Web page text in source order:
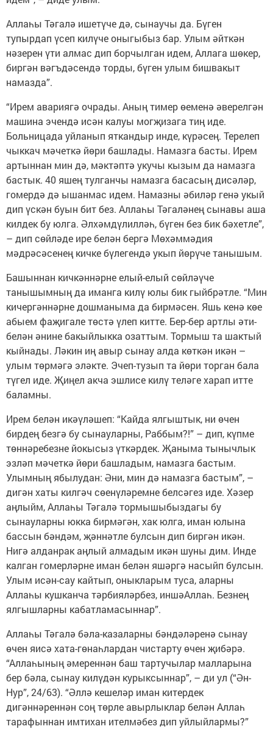
Аллаһы Тәгалә ишетүче дә, сынаучы да. Бүген
тупырдап үсеп килүче оныгыбыз бар. Улым әйткән
нәзерен үти алмас дип борчылган идем, Аллага шөкер,
биргән вәгъдәсендә торды, бүген улым бишвакыт
намазда”.
“Ирем авариягә очрады. Аның тимер өеменә әверелгән
машина эчендә исән калуы могҗизага тиң иде.
Больницада уйланып яткандыр инде, күрәсең. Терелеп
чыккач мәчеткә йөри башлады. Намазга басты. Ирем
артыннан мин дә, мәктәптә укучы кызым да намазга
бастык. 40 яшең тулганчы намазга басасың дисәләр,
гомердә дә ышанмас идем. Намазны әбиләр генә укый
дип үскән буын бит без. Аллаһы Тәгаләнең сынавы аша
килдек бу юлга. Әлхәмдүлилләһ, бүген без бик бәхетле”,
– дип сөйләде ире белән бергә Мөхәммәдия
мәдрәсәсенең кичке бүлегендә укып йөрүче танышым.
Башыннан кичкәннәрне елый-елый сөйләүче
танышымның да иманга килү юлы бик гыйбрәтле. “Мин
кичергәннәрне дошманыма да бирмәсен. Яшь кенә көе
абыем фаҗигале төстә үлеп китте. Бер-бер артлы әти-
белән әнине бакыйлыкка озаттым. Тормыш та шактый
кыйнады. Ләкин иң авыр сынау алда көткән икән –
улым төрмәгә эләкте. Эчеп-тузып та йөри торган бала
түгел иде. Җиңел акча эшлисе килү теләге харап итте
баламны.
Ирем белән икәүләшеп: “Кайда ялгыштык, ни өчен
бирдең безгә бу сынауларны, Раббым?!” – дип, күпме
төннәребезне йокысыз үткәрдек. Җаныма тынычлык
эзләп мәчеткә йөри башладым, намазга бастым.
Улымның ябылудан: Әни, мин дә намазга бастым”, –
дигән хаты килгәч сөенүләремне белсәгез иде. Хәзер
аңлыйм, Аллаһы Тәгалә тормышыбыздагы бу
сынауларны юкка бирмәгән, хак юлга, иман юлына
бассын бәндәм, җәннәтле булсын дип биргән икән.
Нигә алданрак аңлый алмадым икән шуны дим. Инде
калган гомерләрне иман белән яшәргә насыйп булсын.
Улым исән-сау кайтып, оныкларым туса, аларны
Аллаһы кушканча тәрбияләрбез, иншәАллаһ. Безнең
ялгышларны кабатламасыннар”.
Аллаһы Тәгалә бәла-казаларны бәндәләренә сынау
өчен яисә хата-гөнаһлардан чистарту өчен җибәрә.
“Аллаһының әмереннән баш тартучылар малларына
бер бәла, сынау килүдән курыксыннар”, – ди ул (“Ән-
Нур”, 24/63). “Әллә кешеләр иман китердек
дигәннәреннән соң төрле авырлыклар белән Аллаһ
тарафыннан имтихан ителмәбез дип уйлыйлармы?”